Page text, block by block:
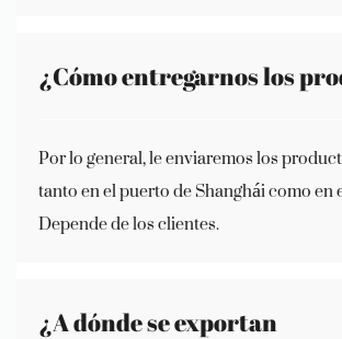
¿Cómo entregarnos los
Por lo general, le enviaremos los
tanto en el puerto de Shanghái como
Depende de los clientes.
¿A dónde se exportan